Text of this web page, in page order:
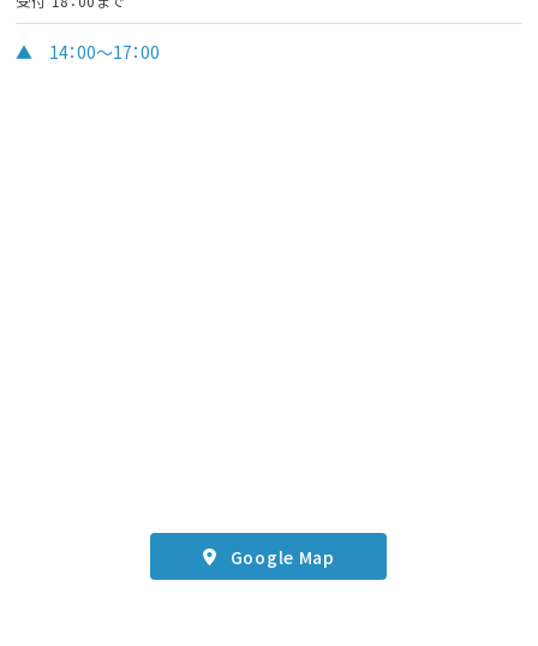
Google Map
▲ 14：00～17：00